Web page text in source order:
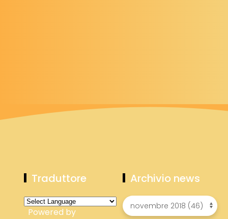
Traduttore
Powered by
Archivio news